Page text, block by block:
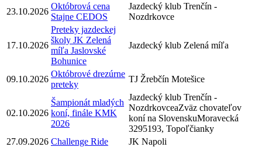
23.10.2026
Októbrová cena
Stajne CEDOS
Jazdecký klub Trenčín -
Nozdrkovce
17.10.2026
Preteky jazdeckej
školy JK Zelená
míľa Jaslovské
Bohunice
Jazdecký klub Zelená míľa
09.10.2026
Októbrové drezúrne
preteky
TJ Žrebčín Motešice
02.10.2026
Šampionát mladých
koní, finále KMK
2026
Jazdecký klub Trenčín -
NozdrkovceaZväz chovateľov
koní na SlovenskuMoravecká
3295193, Topoľčianky
27.09.2026 Challenge Ride
JK Napoli